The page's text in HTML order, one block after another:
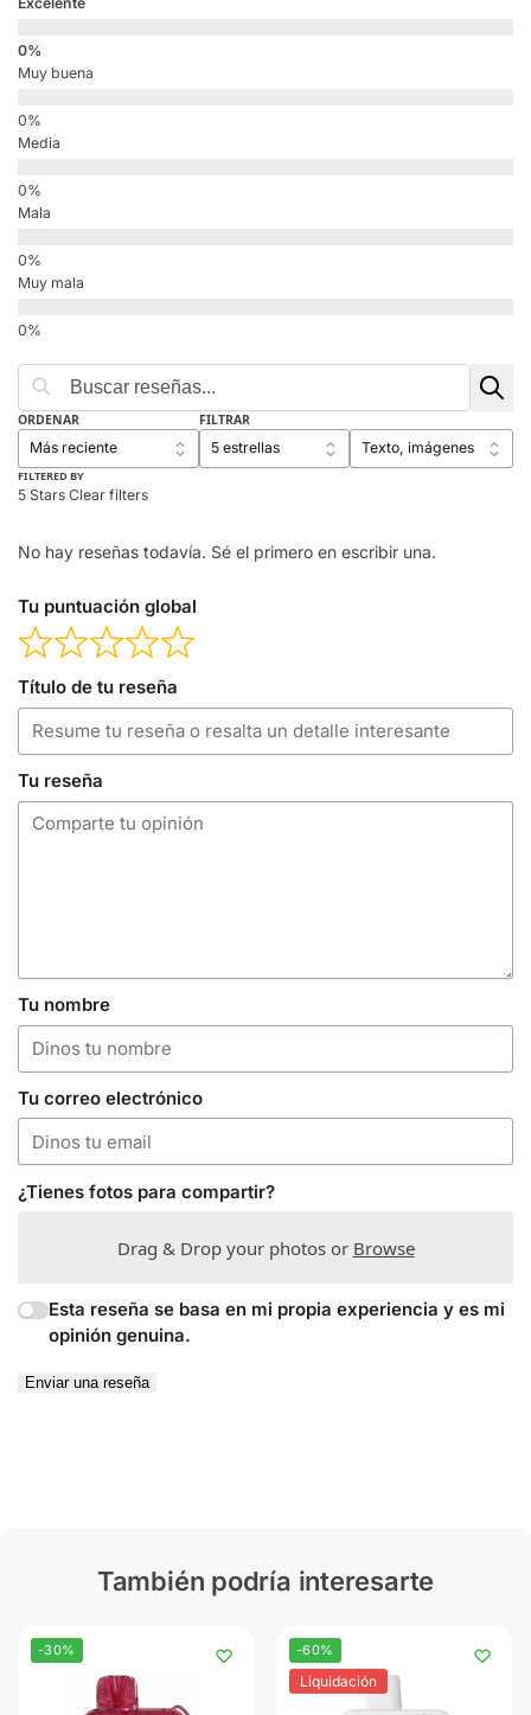
Muy buena
Media
Mala
Muy mala
ORDENAR FILTRAR
FILTERED BY
5 Stars Clear filters
No hay reseñas todavía. Sé el primero en escribir una.
Tu puntuación global
Título de tu reseña
Tu reseña
Tu nombre
Tu correo electrónico
¿Tienes fotos para compartir?
Drag & Drop your photos or Browse
Esta reseña se basa en mi propia experiencia y es mi
opinión genuina.
Enviar una reseña
También podría interesarte
-30% -60%
Liquidación